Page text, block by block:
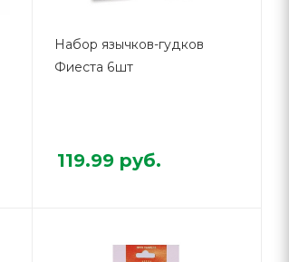
Набор язычков-гудков
Фиеста 6шт
119.99 руб.